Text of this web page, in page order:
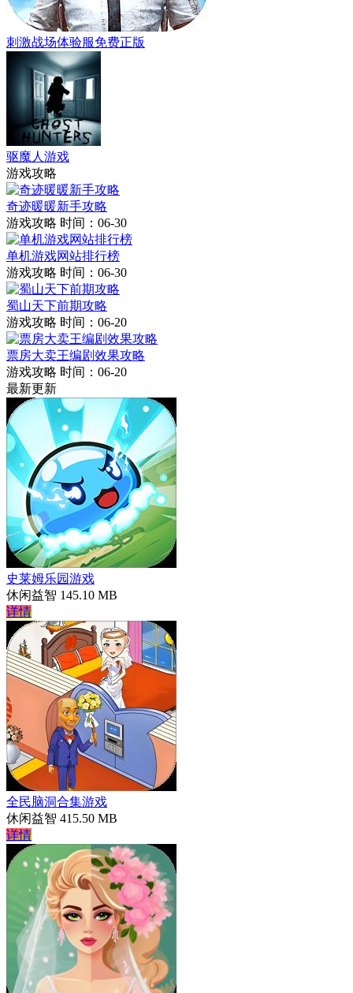
刺激战场体验服免费正版
驱魔人游戏
游戏攻略
奇迹暖暖新手攻略
游戏攻略 时间：06-30
单机游戏网站排行榜
游戏攻略 时间：06-30
蜀山天下前期攻略
游戏攻略 时间：06-20
票房大卖王编剧效果攻略
游戏攻略 时间：06-20
最新更新
史莱姆乐园游戏
休闲益智 145.10 MB
详情
全民脑洞合集游戏
休闲益智 415.50 MB
详情